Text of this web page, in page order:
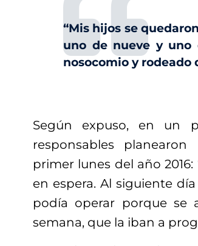
“Mis hijos se
uno de nueve y uno
nosocomio y rodeado
Según expuso, en un
responsables
primer lunes del año
en espera. Al siguiente
podía operar porque se
semana, que la iban a